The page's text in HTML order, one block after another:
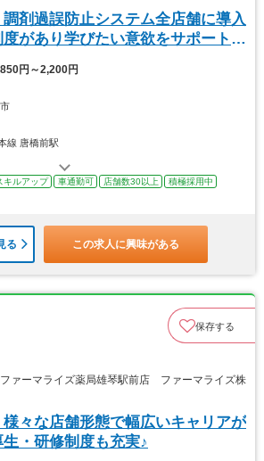
調剤過誤防止システム全店舗に導入
があり学びたい意欲をサポートし
円～2,200円
線 唐橋前駅
キルアップ 車通勤可 店舗数30以上
積極採用中
る この求人に興味がある
保存する
ァーマライズ薬局雄琴駅前店 ファーマライズ株
様々な店舗形態で幅広いキャリアが
・研修制度も充実♪